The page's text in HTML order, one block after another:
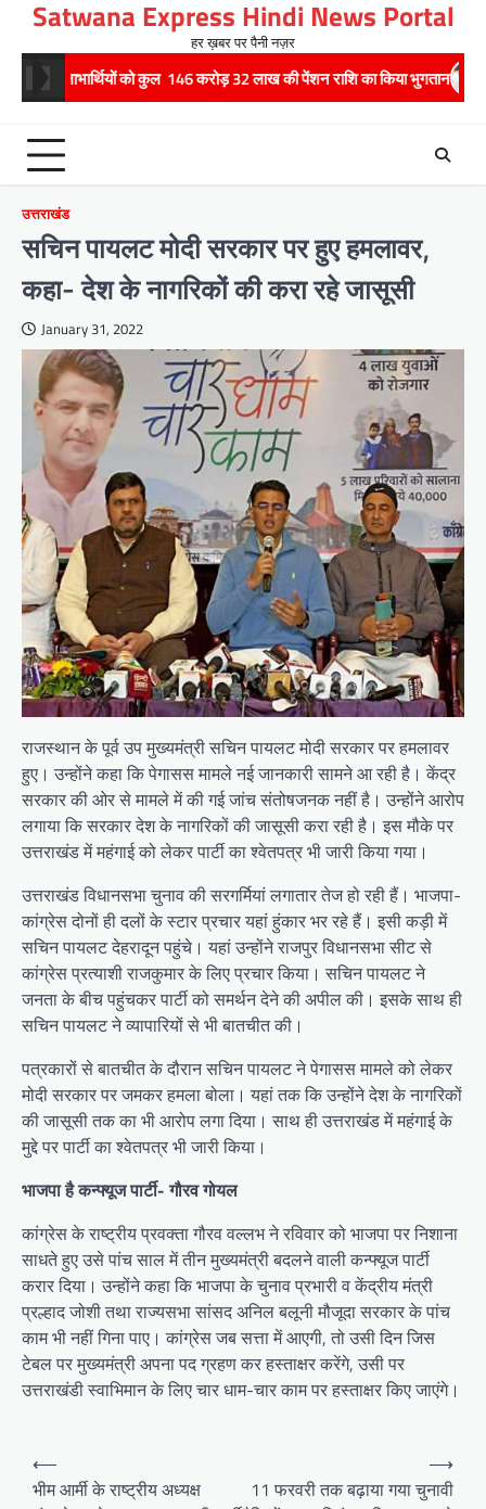
content
Satwana Express Hindi News Portal
हर ख़बर पर पैनी नज़र
को कुल 146 करोड़ 32 लाख की पेंशन राशि का किया भुगतान राष्ट्रीय
उत्तराखंड
सचिन पायलट मोदी सरकार पर हुए हमलावर,
कहा- देश के नागरिकों की करा रहे जासूसी
January 31, 2022
राजस्थान के पूर्व उप मुख्यमंत्री सचिन पायलट मोदी सरकार पर हमलावर
हुए। उन्होंने कहा कि पेगासस मामले नई जानकारी सामने आ रही है। केंद्र
सरकार की ओर से मामले में की गई जांच संतोषजनक नहीं है। उन्होंने आरोप
लगाया कि सरकार देश के नागरिकों की जासूसी करा रही है। इस मौके पर
उत्तराखंड में महंगाई को लेकर पार्टी का श्वेतपत्र भी जारी किया गया।
उत्तराखंड विधानसभा चुनाव की सरगर्मियां लगातार तेज हो रही हैं। भाजपा-
कांग्रेस दोनों ही दलों के स्टार प्रचार यहां हुंकार भर रहे हैं। इसी कड़ी में
सचिन पायलट देहरादून पहुंचे। यहां उन्होंने राजपुर विधानसभा सीट से
कांग्रेस प्रत्याशी राजकुमार के लिए प्रचार किया। सचिन पायलट ने
जनता के बीच पहुंचकर पार्टी को समर्थन देने की अपील की। इसके साथ ही
सचिन पायलट ने व्यापारियों से भी बातचीत की।
पत्रकारों से बातचीत के दौरान सचिन पायलट ने पेगासस मामले को लेकर
मोदी सरकार पर जमकर हमला बोला। यहां तक कि उन्होंने देश के नागरिकों
की जासूसी तक का भी आरोप लगा दिया। साथ ही उत्तराखंड में महंगाई के
मुद्दे पर पार्टी का श्वेतपत्र भी जारी किया।
भाजपा है कन्फ्यूज पार्टी- गौरव गोयल
कांग्रेस के राष्ट्रीय प्रवक्ता गौरव वल्लभ ने रविवार को भाजपा पर निशाना
साधते हुए उसे पांच साल में तीन मुख्यमंत्री बदलने वाली कन्फ्यूज पार्टी
करार दिया। उन्होंने कहा कि भाजपा के चुनाव प्रभारी व केंद्रीय मंत्री
प्रल्हाद जोशी तथा राज्यसभा सांसद अनिल बलूनी मौजूदा सरकार के पांच
काम भी नहीं गिना पाए। कांग्रेस जब सत्ता में आएगी, तो उसी दिन जिस
टेबल पर मुख्यमंत्री अपना पद ग्रहण कर हस्ताक्षर करेंगे, उसी पर
उत्तराखंडी स्वाभिमान के लिए चार धाम-चार काम पर हस्ताक्षर किए जाएंगे।
⟵
भीम आर्मी के राष्‍ट्रीय अध्‍यक्ष
11 फरवरी तक बढ़ाया गया चुनावी
⟶